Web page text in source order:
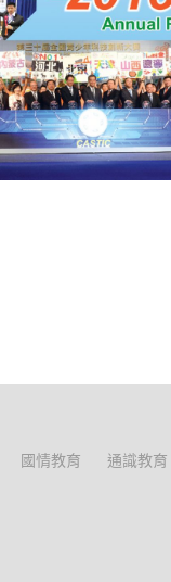
國情教育 通識教育